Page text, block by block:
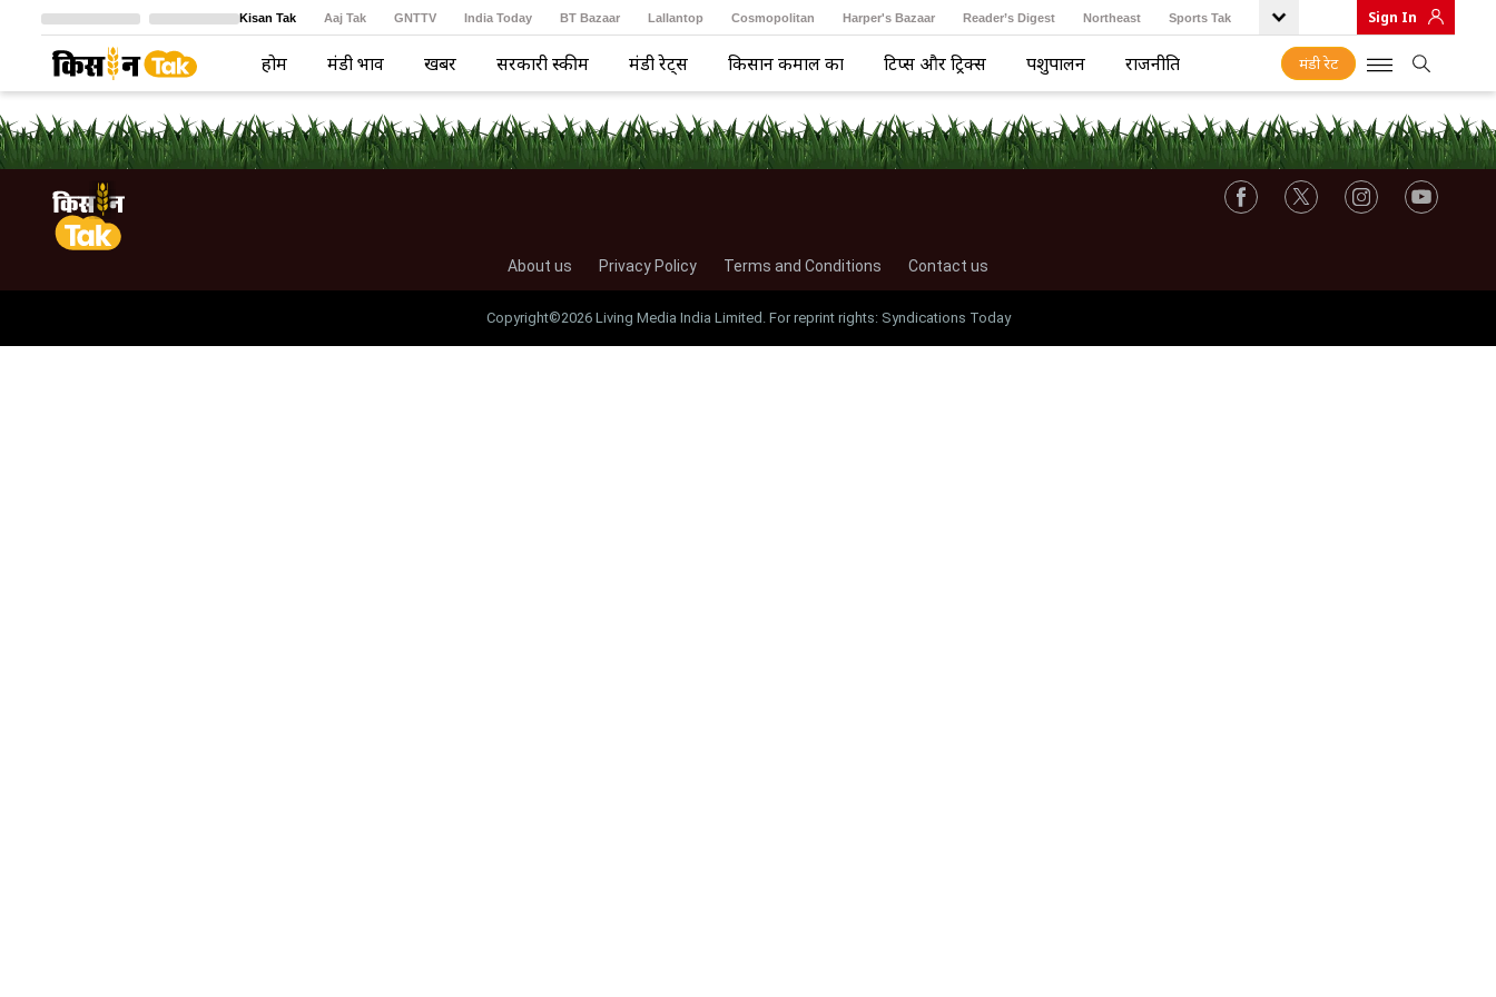
Kisan Tak Aaj Tak GNTTV India Today BT Bazaar Lallantop Cosmopolitan Harper's Bazaar Reader’s Digest Northeast Sports Tak
Crime Tak Astro Tak
Sign In
होम मंडी भाव खबरें सरकारी स्कीम मंडी रेट्स किसान कमाल का टिप्स और ट्रिक्स पशुपालन राजनीति मंडी रेट
About us Privacy Policy Terms and Conditions Contact us
Copyright©2026 Living Media India Limited. For reprint rights: Syndications Today